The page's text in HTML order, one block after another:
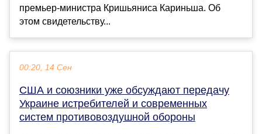
премьер-министра Кришьяниса Кариньша. Об
этом свидетельству...
00:20, 14 Сен
США и союзники уже обсуждают передачу
Украине истребителей и современных
систем противовоздушной обороны